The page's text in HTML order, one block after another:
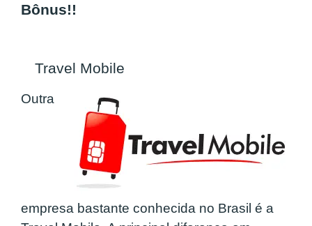
Bônus!!
Travel Mobile
Outra
empresa bastante conhecida no Brasil é a